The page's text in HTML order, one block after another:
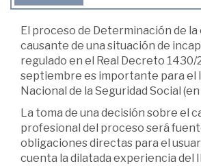
El proceso de Determinación de
causante de una situación de
regulado en el Real Decreto 1430/
septiembre es importante para el
Nacional de la Seguridad Social
La toma de una decisión sobre el
profesional del proceso será
obligaciones directas para el
cuenta la dilatada experiencia del